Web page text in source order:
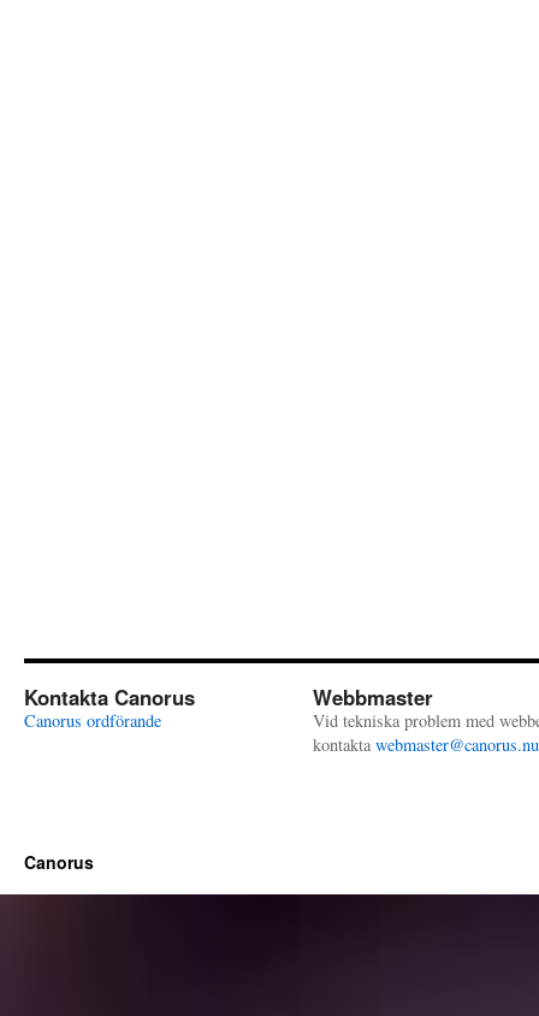
Kontakta Canorus
Canorus ordförande
Webbmaster
Vid tekniska problem med
kontakta
Canorus